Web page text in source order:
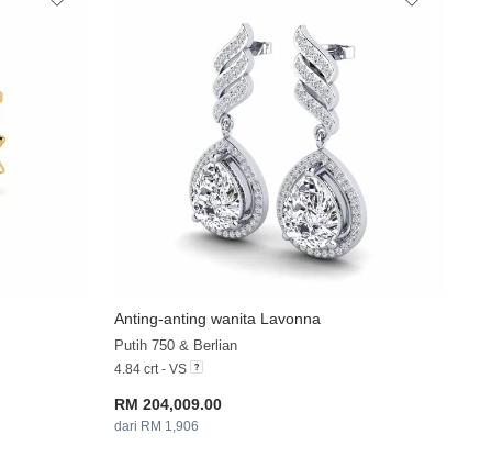
Anting-anting wanita Lavonna
Putih 750 & Berlian
4.84 crt - VS
RM 204,009.00
dari RM 1,906